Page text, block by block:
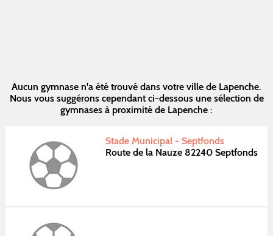
Aucun gymnase n'a été trouvé dans votre ville de Lapenche.
Nous vous suggérons cependant ci-dessous une sélection de
gymnases à proximité de Lapenche :
Stade Municipal - Septfonds
Route de la Nauze 82240 Septfonds